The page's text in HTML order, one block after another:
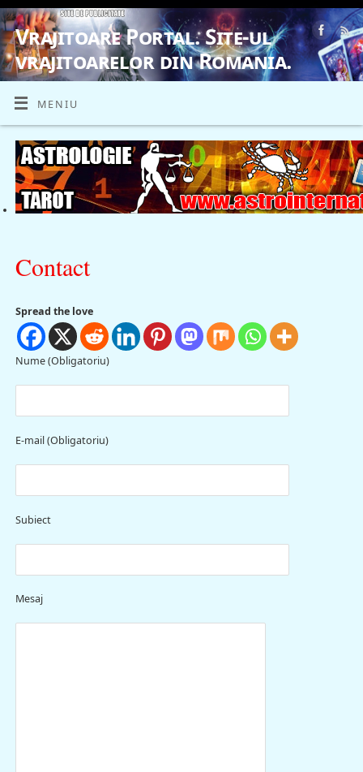
Vrajitoare Portal. Site-ul
vrajitoarelor din Romania.
VRAJITOARE, VRAJITOARELE, VRAJITOARE
MENIU
Contact
Spread the love
Nume (Obligatoriu)
E-mail (Obligatoriu)
Subiect
Mesaj